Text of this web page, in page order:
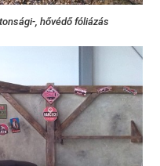
, hővédő fóliázás